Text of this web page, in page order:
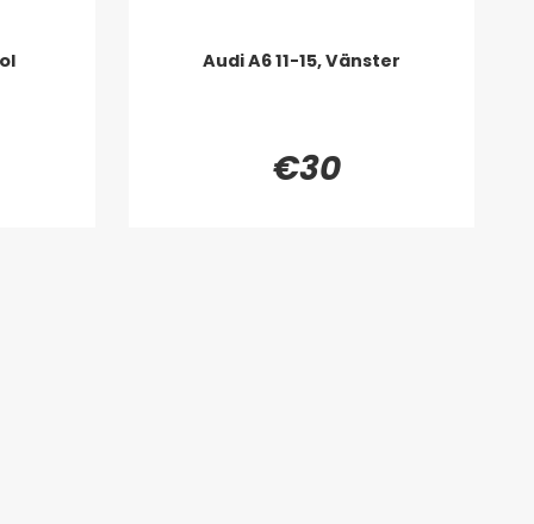
Audi A6 11-15, Vänster
€30